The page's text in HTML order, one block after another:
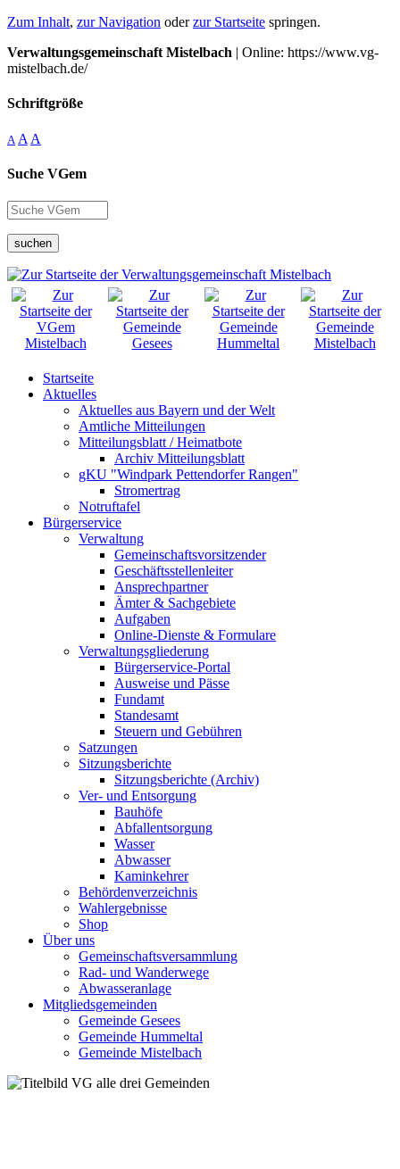
Zum Inhalt, zur Navigation oderzur Startseite springen.
Verwaltungsgemeinschaft Mistelbach | Online: https://www.vg-
mistelbach.de/
Schriftgröße
A A A
Suche VGem
suchen
Startseite
Aktuelles
Aktuelles aus Bayern und der Welt
Amtliche Mitteilungen
Mitteilungsblatt / Heimatbote
Archiv Mitteilungsblatt
gKU "Windpark Pettendorfer Rangen"
Stromertrag
Notruftafel
Bürgerservice
Verwaltung
Gemeinschaftsvorsitzender
Geschäftsstellenleiter
Ansprechpartner
Ämter & Sachgebiete
Aufgaben
Online-Dienste & Formulare
Verwaltungsgliederung
Bürgerservice-Portal
Ausweise und Pässe
Fundamt
Standesamt
Steuern und Gebühren
Satzungen
Sitzungsberichte
Sitzungsberichte (Archiv)
Ver- und Entsorgung
Bauhöfe
Abfallentsorgung
Wasser
Abwasser
Kaminkehrer
Behördenverzeichnis
Wahlergebnisse
Shop
Über uns
Gemeinschaftsversammlung
Rad- und Wanderwege
Abwasseranlage
Mitgliedsgemeinden
Gemeinde Gesees
Gemeinde Hummeltal
Gemeinde Mistelbach